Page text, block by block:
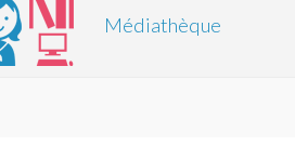
Médiathèque